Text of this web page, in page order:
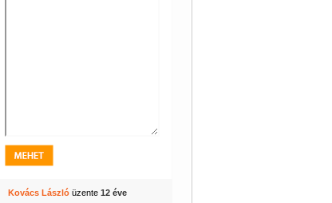
Kovács Lászlóüzente 12 éve